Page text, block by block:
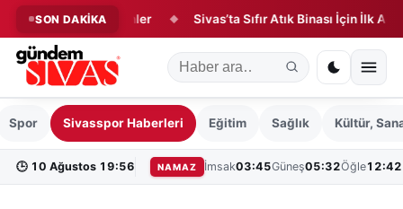
SON DAKİKA
vefat edenler ◆ Sivas’ta Sıfır Atık Binası İçin İlk Adım
Spor Sivasspor Haberleri Eğitim Sağlık Kültür,
🕒 10 Ağustos 19:56 NAMAZ İmsak03:45Güneş05:32Öğle12:42